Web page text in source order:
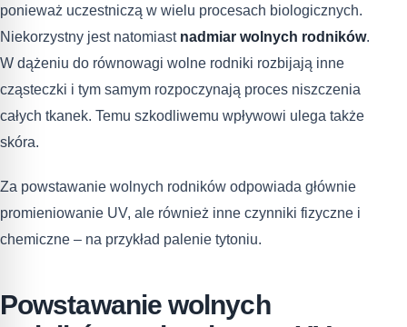
ponieważ uczestniczą w wielu procesach biologicznych.
Niekorzystny jest natomiast nadmiar wolnych rodników.
W dążeniu do równowagi wolne rodniki rozbijają inne
cząsteczki i tym samym rozpoczynają proces niszczenia
całych tkanek. Temu szkodliwemu wpływowi ulega także
skóra.
Za powstawanie wolnych rodników odpowiada głównie
promieniowanie UV, ale również inne czynniki fizyczne i
chemiczne – na przykład palenie tytoniu.
Powstawanie wolnych